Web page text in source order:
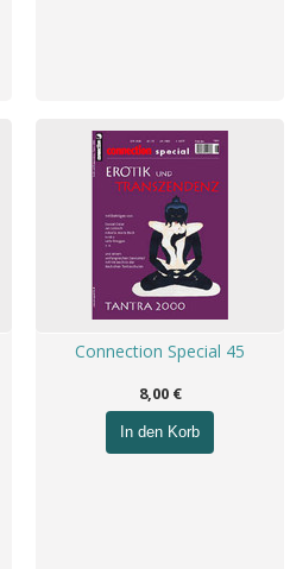
Connection Special 45
8,00 €
In den Korb